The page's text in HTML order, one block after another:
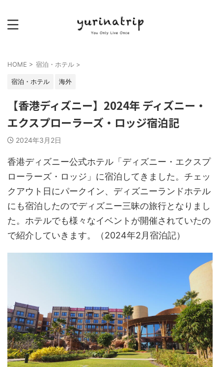
HOME > 宿泊・ホテル >
宿泊・ホテル 海外
【香港ディズニー】2024年 ディズニー・
エクスプローラーズ・ロッジ宿泊記
2024年3月2日
香港ディズニー公式ホテル「ディズニー・エクスプ
ローラーズ・ロッジ」に宿泊してきました。チェッ
クアウト日にパークイン、ディズニーランドホテル
にも宿泊したのでディズニー三昧の旅行となりまし
た。ホテルでも様々なイベントが開催されていたの
で紹介していきます。（2024年2月宿泊記）